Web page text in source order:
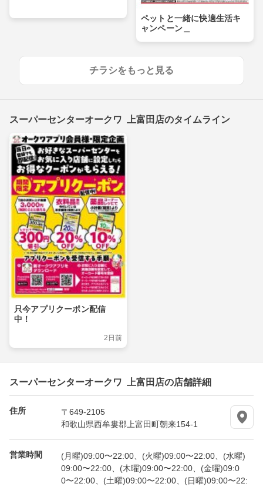
ペットと一緒に快適生活キ
ャンペーン＿
チラシをもっと見る
スーパーセンターオークワ 上富田店のタイムライン
只今アプリクーポン配信
中！
2日前
スーパーセンターオークワ 上富田店の店舗詳細
住所
〒649-2105
和歌山県西牟婁郡上富田町朝来154-1
営業時間
(月曜)09:00〜22:00、(火曜)09:00〜22:00、(水曜)
09:00〜22:00、(木曜)09:00〜22:00、(金曜)09:0
0〜22:00、(土曜)09:00〜22:00、(日曜)09:00〜22: